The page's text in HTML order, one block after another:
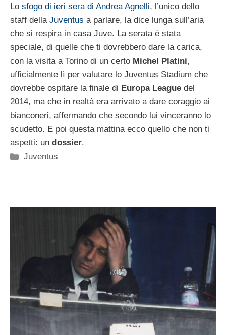
Lo sfogo di ieri sera di Andrea Agnelli, l’unico dello
staff della Juventus a parlare, la dice lunga sull’aria
che si respira in casa Juve. La serata è stata
speciale, di quelle che ti dovrebbero dare la carica,
con la visita a Torino di un certo Michel Platini,
ufficialmente lì per valutare lo Juventus Stadium che
dovrebbe ospitare la finale di Europa League del
2014, ma che in realtà era arrivato a dare coraggio ai
bianconeri, affermando che secondo lui vinceranno lo
scudetto. E poi questa mattina ecco quello che non ti
aspetti: un dossier.
Categorie
Juventus